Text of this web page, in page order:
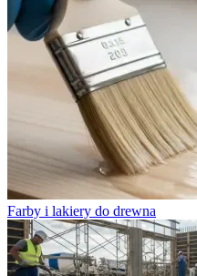
Farby i lakiery do drewna